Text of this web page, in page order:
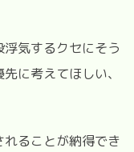
気するクセにそう
に考えてほしい、
ることが納得でき